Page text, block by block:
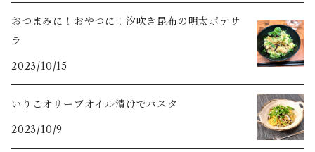
おつまみに！おやつに！汐吹き昆布の明太ポテサ
ラ
2023/10/15
いりこオリーブオイル漬けでパスタ
2023/10/9